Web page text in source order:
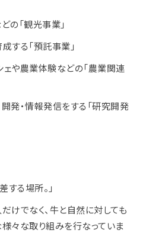
の「観光事業」
する「預託事業」
や農業体験などの「農業関連
発・情報発信をする「研究開発
する場所。」
けでなく、牛と自然に対しても
々な取り組みを行なっていま